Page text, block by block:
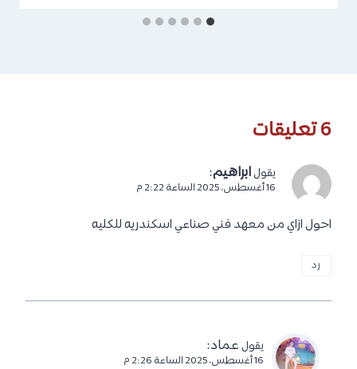
6 تعليقات
يقول ابراهيم:
16 أغسطس، 2025 الساعة 2:22 م
احول ازاي من معهد فني صناعي اسكندريه للكليه
رد
يقول عماد:
16 أغسطس، 2025 الساعة 2:26 م